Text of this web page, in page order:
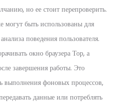
но ее стоит перепроверить.
могут быть использованы для
поведения пользователя.
окно браузера Тор, а
завершения работы. Это
выполнения фоновых процессов,
данные или потреблять